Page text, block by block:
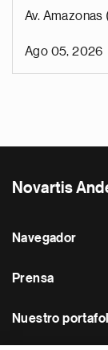
Av.
Ago 05, 2026
Novartis
Navegador
Prensa
Nuestro